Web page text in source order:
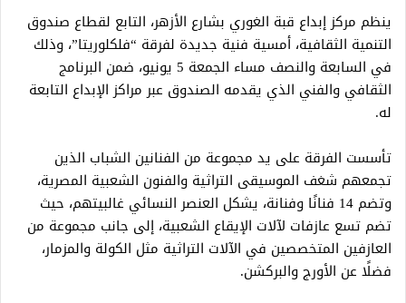
ينظم مركز إبداع قبة الغوري بشارع الأزهر، التابع لقطاع صندوق
التنمية الثقافية، أمسية فنية جديدة لفرقة “فلكلوريتا”، وذلك
في السابعة والنصف مساء الجمعة 5 يونيو، ضمن البرنامج
الثقافي والفني الذي يقدمه الصندوق عبر مراكز الإبداع التابعة
له.
تأسست الفرقة على يد مجموعة من الفنانين الشباب الذين
تجمعهم شغف الموسيقى التراثية والفنون الشعبية المصرية،
وتضم 14 فنانًا وفنانة، يشكل العنصر النسائي غالبيتهم، حيث
تضم تسع عازفات لآلات الإيقاع الشعبية، إلى جانب مجموعة من
العازفين المتخصصين في الآلات التراثية مثل الكولة والمزمار،
فضلًا عن الأورج والبركشن.